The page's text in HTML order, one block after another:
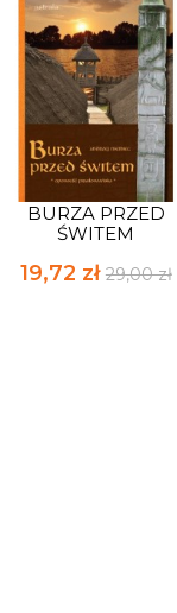
BURZA PRZED
ŚWITEM
19,72 zł 29,00 zł